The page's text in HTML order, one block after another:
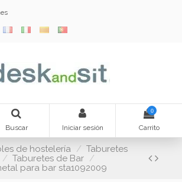
Buscar Iniciar sesión
0
Carrito
de hostelería
Taburetes
Taburetes de Bar
para bar sta1092009